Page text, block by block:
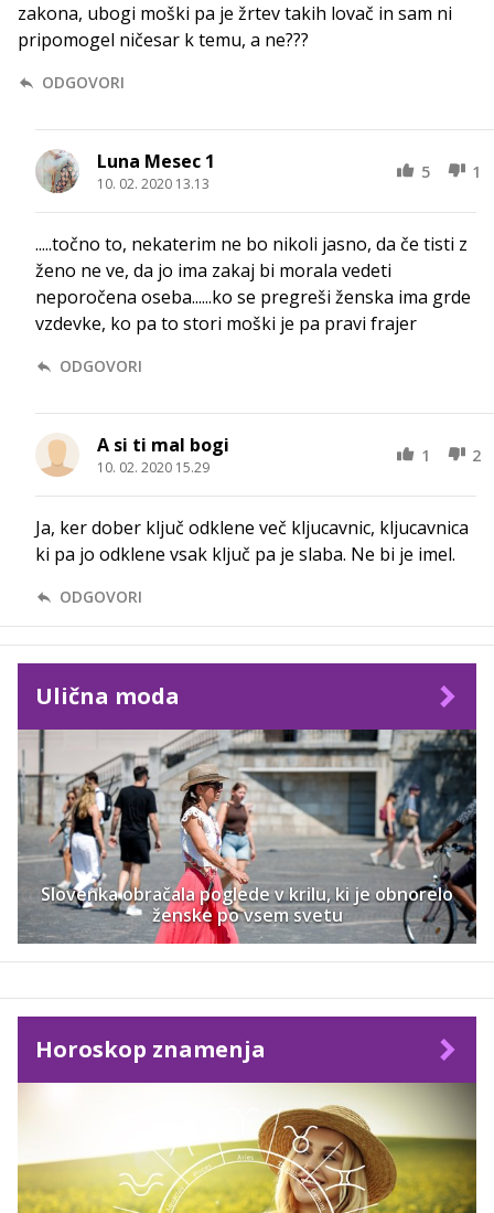
zakona, ubogi moški pa je žrtev takih lovač in sam ni
pripomogel ničesar k temu, a ne???
ODGOVORI
Luna Mesec 1
10. 02. 2020 13.13
5 1
.....točno to, nekaterim ne bo nikoli jasno, da če tisti z
ženo ne ve, da jo ima zakaj bi morala vedeti
neporočena oseba......ko se pregreši ženska ima grde
vzdevke, ko pa to stori moški je pa pravi frajer
ODGOVORI
A si ti mal bogi
10. 02. 2020 15.29
1 2
Ja, ker dober ključ odklene več kljucavnic, kljucavnica
ki pa jo odklene vsak ključ pa je slaba. Ne bi je imel.
ODGOVORI
Ulična moda
Slovenka obračala poglede v krilu, ki je obnorelo
ženske po vsem svetu
Horoskop znamenja